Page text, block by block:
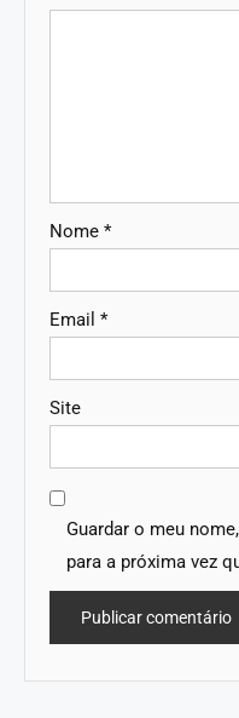
Nome *
Email *
Site
Guardar o meu
para a próxima vez